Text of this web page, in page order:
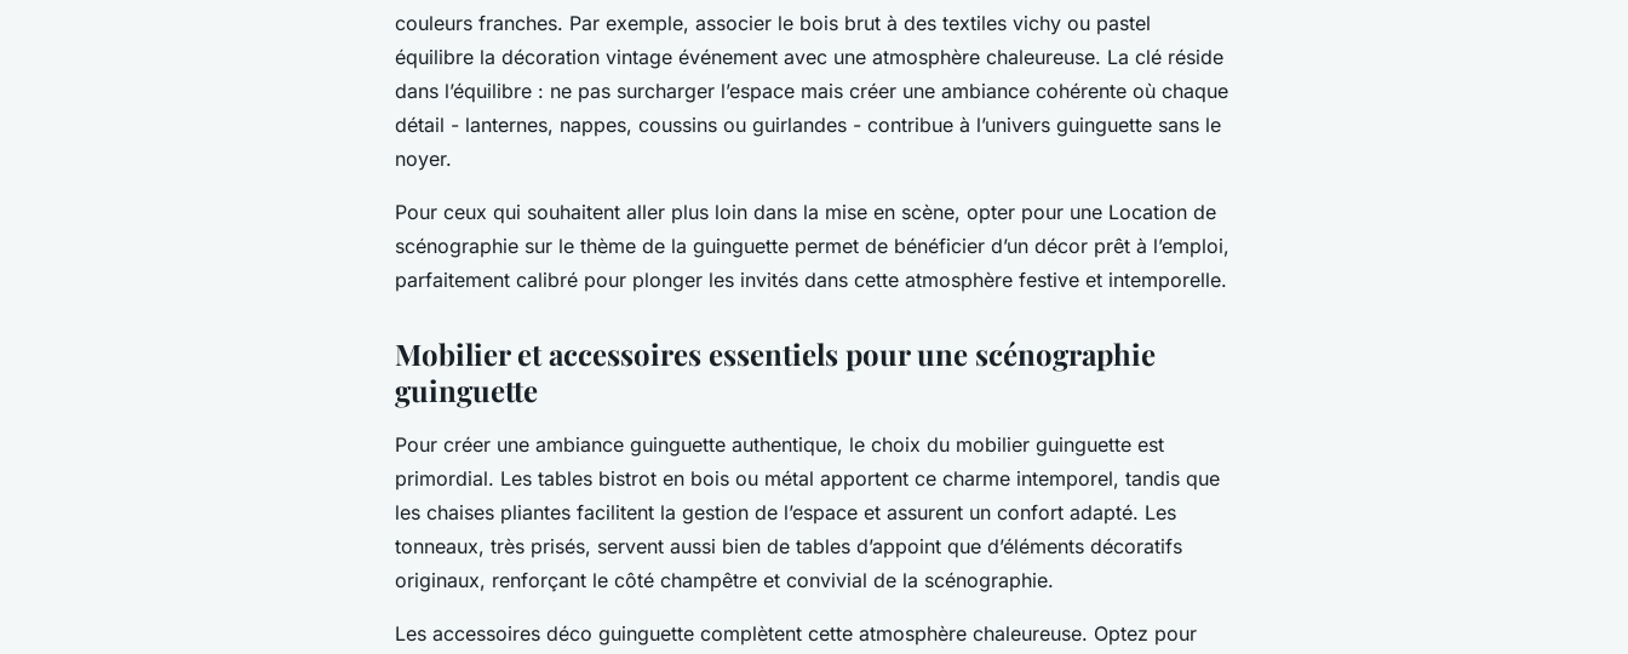
couleurs franches. Par exemple, associer le bois brut à des textiles vichy ou pastel
équilibre la décoration vintage événement avec une atmosphère chaleureuse. La clé réside
dans l’équilibre : ne pas surcharger l’espace mais créer une ambiance cohérente où chaque
détail - lanternes, nappes, coussins ou guirlandes - contribue à l’univers guinguette sans le
noyer.
Pour ceux qui souhaitent aller plus loin dans la mise en scène, opter pour une Location de
scénographie sur le thème de la guinguette permet de bénéficier d’un décor prêt à l’emploi,
parfaitement calibré pour plonger les invités dans cette atmosphère festive et intemporelle.
Mobilier et accessoires essentiels pour une scénographie
guinguette
Pour créer une ambiance guinguette authentique, le choix du mobilier guinguette est
primordial. Les tables bistrot en bois ou métal apportent ce charme intemporel, tandis que
les chaises pliantes facilitent la gestion de l’espace et assurent un confort adapté. Les
tonneaux, très prisés, servent aussi bien de tables d’appoint que d’éléments décoratifs
originaux, renforçant le côté champêtre et convivial de la scénographie.
Les accessoires déco guinguette complètent cette atmosphère chaleureuse. Optez pour